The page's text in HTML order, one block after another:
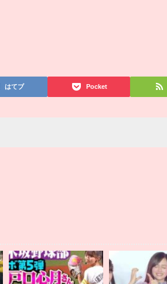
はてブ Pocket